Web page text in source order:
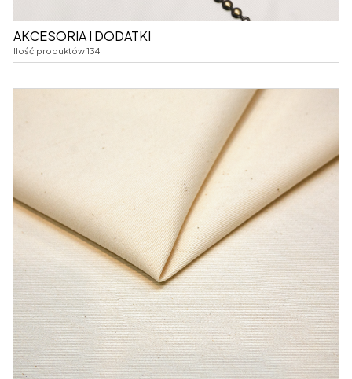
AKCESORIA I DODATKI
Ilość produktów 134